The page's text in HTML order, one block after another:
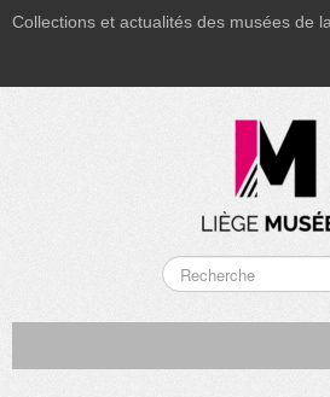
Collections et actualités des musées de